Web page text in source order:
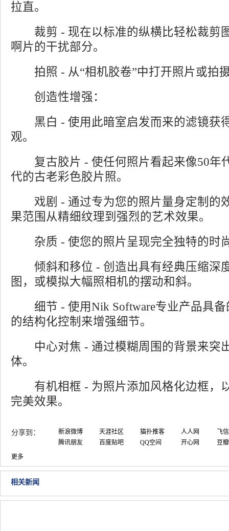
拉直。
裁剪 - 现在以标准的纵横比轻松裁剪
啊片的干扰部分。
拍照 - 从“相机胶卷”中打开照片或拍
创造性增强：
黑白 - 使用此暗室启发而来的滤镜获
观。
复古胶片 - 使任何照片看起来像50年
代的古老彩色胶片照。
戏剧 - 通过专为您的照片量身定制的
果范围从精细纹理到强烈的艺术效果。
杂质 - 使您的照片呈现完全独特的时
倾斜和移位 - 创造出具有经典压缩深
图，或模拟大幅照相机的摆动和斜。
细节 - 使用Nik Software专业产品具备
的结构化控制来增强细节。
中心对焦 - 通过模糊周围的背景来突
体。
有机相框 - 为照片添加风格化边框，
完美效果。
分享到：
新浪微博
腾讯朋友
天涯社区
百度贴吧
猫扑推客
QQ空间
人人网
开心网
飞信
豆瓣
更多
相关新闻